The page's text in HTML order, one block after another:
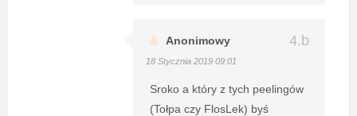
Anonimowy
18 Stycznia 2019 09:01
Sroko a który z tych peelingów
(Tołpa czy FlosLek) byś